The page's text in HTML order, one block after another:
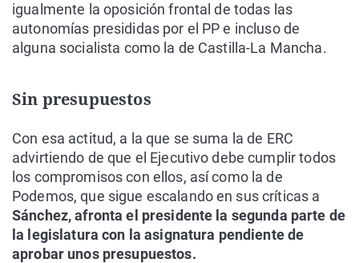
igualmente la oposición frontal de todas las
autonomías presididas por el PP e incluso de
alguna socialista como la de Castilla-La Mancha.
Sin presupuestos
Con esa actitud, a la que se suma la de ERC
advirtiendo de que el Ejecutivo debe cumplir todos
los compromisos con ellos, así como la de
Podemos, que sigue escalando en sus críticas a
Sánchez, afronta el presidente la segunda parte de
la legislatura con la asignatura pendiente de
aprobar unos presupuestos.